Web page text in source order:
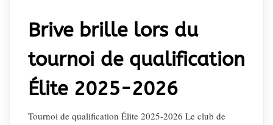
Brive brille lors du
tournoi de qualification
Élite 2025-2026
Tournoi de qualification Élite 2025-2026 Le club de